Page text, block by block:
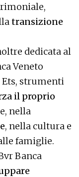
transizione
dedicata al
Veneto
Ets, strumenti
il proprio
nella
, nella cultura e
famiglie.
Banca